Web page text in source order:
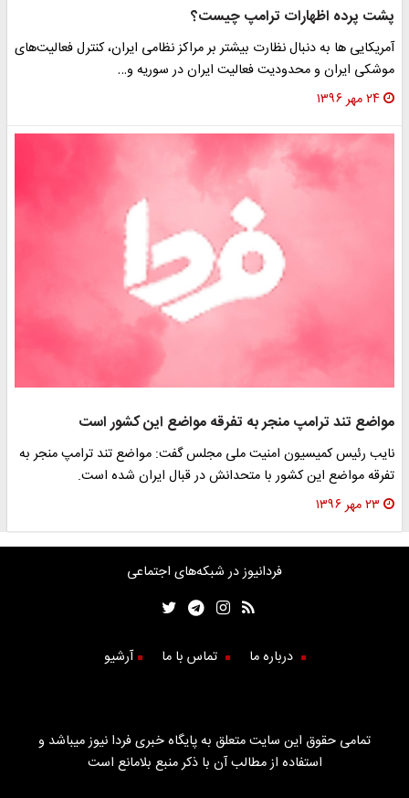
پشت پرده اظهارات ترامپ چیست؟
آمریکایی ها به دنبال نظارت بیشتر بر مراکز نظامی ایران، کنترل فعالیت‌های
موشکی ایران و محدودیت فعالیت ایران در سوریه و…
۲۴ مهر ۱۳۹۶
مواضع تند ترامپ منجر به تفرقه مواضع این کشور است
نایب رئیس کمیسیون امنیت ملی مجلس گفت: مواضع تند ترامپ منجر به
تفرقه مواضع این کشور با متحدانش در قبال ایران شده است.
۲۳ مهر ۱۳۹۶
فردانیوز در شبکه‌های اجتماعی
درباره ما تماس با ما آرشیو
تمامی حقوق این سایت متعلق به پایگاه خبری فردا نیوز میباشد و
استفاده از مطالب آن با ذکر منبع بلامانع است